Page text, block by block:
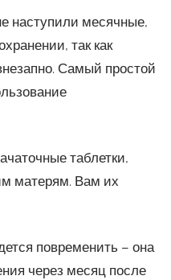
наступили месячные,
так как
Самый простой
таблетки,
матерям. Вам их
повременить – она
через месяц после